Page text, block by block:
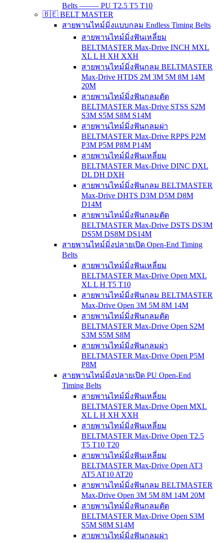
Belts ——– PU T2.5 T5 T10
🇧🇪 BELT MASTER
สายพานไทม์มิ่งแบบกลม Endless Timing Belts
สายพานไทม์มิ่งฟันเหลี่ยม
BELTMASTER Max-Drive INCH MXL
XL L H XH XXH
สายพานไทม์มิ่งฟันกลม BELTMASTER
Max-Drive HTDS 2M 3M 5M 8M 14M
20M
สายพานไทม์มิ่งฟันกลมตัด
BELTMASTER Max-Drive STSS S2M
S3M S5M S8M S14M
สายพานไทม์มิ่งฟันกลมผ่า
BELTMASTER Max-Drive RPPS P2M
P3M P5M P8M P14M
สายพานไทม์มิ่งฟันเหลี่ยม
BELTMASTER Max-Drive DINC DXL
DL DH DXH
สายพานไทม์มิ่งฟันกลม BELTMASTER
Max-Drive DHTS D3M D5M D8M
D14M
สายพานไทม์มิ่งฟันกลมตัด
BELTMASTER Max-Drive DSTS DS3M
DS5M DS8M DS14M
สายพานไทม์มิ่งปลายเปิด Open-End Timing
Belts
สายพานไทม์มิ่งฟันเหลี่ยม
BELTMASTER Max-Drive Open MXL
XL L H T5 T10
สายพานไทม์มิ่งฟันกลม BELTMASTER
Max-Drive Open 3M 5M 8M 14M
สายพานไทม์มิ่งฟันกลมตัด
BELTMASTER Max-Drive Open S2M
S3M S5M S8M
สายพานไทม์มิ่งฟันกลมผ่า
BELTMASTER Max-Drive Open P5M
P8M
สายพานไทม์มิ่งปลายเปิด PU Open-End
Timing Belts
สายพานไทม์มิ่งฟันเหลี่ยม
BELTMASTER Max-Drive Open MXL
XL L H XH XXH
สายพานไทม์มิ่งฟันเหลี่ยม
BELTMASTER Max-Drive Open T2.5
T5 T10 T20
สายพานไทม์มิ่งฟันเหลี่ยม
BELTMASTER Max-Drive Open AT3
AT5 AT10 AT20
สายพานไทม์มิ่งฟันกลม BELTMASTER
Max-Drive Open 3M 5M 8M 14M 20M
สายพานไทม์มิ่งฟันกลมตัด
BELTMASTER Max-Drive Open S3M
S5M S8M S14M
สายพานไทม์มิ่งฟันกลมผ่า